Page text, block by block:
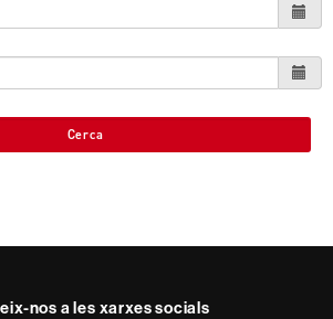
Cerca
nos a les xarxes socials